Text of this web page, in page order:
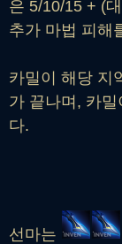
은 5/10/15 + (
추가 마법 피해
카밀이 해당 지
가 끝나며, 카
다.
선마는